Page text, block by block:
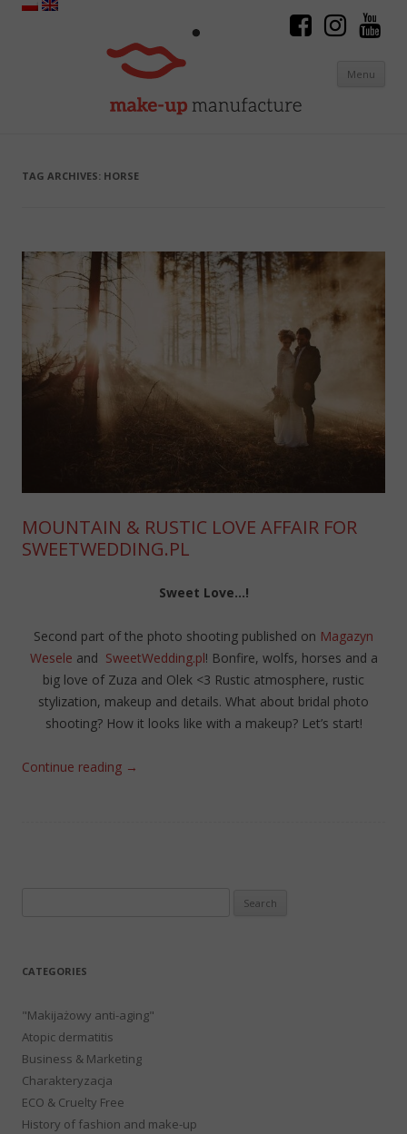
Menu
TAG ARCHIVES: HORSE
MOUNTAIN & RUSTIC LOVE AFFAIR FOR
SWEETWEDDING.PL
Sweet Love…!
Second part of the photo shooting published on Magazyn
Wesele and SweetWedding.pl! Bonfire, wolfs, horses and a
big love of Zuza and Olek <3 Rustic atmosphere, rustic
stylization, makeup and details. What about bridal photo
shooting? How it looks like with a makeup? Let’s start!
Continue reading →
CATEGORIES
"Makijażowy anti-aging"
Atopic dermatitis
Business & Marketing
Charakteryzacja
ECO & Cruelty Free
History of fashion and make-up